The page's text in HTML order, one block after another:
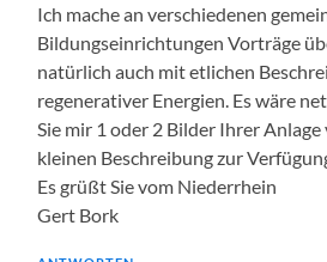
Ich mache an verschiedenen
Bildungseinrichtungen Vorträge
natürlich auch mit etlichen
regenerativer Energien. Es wäre
Sie mir 1 oder 2 Bilder Ihrer
kleinen Beschreibung zur
Es grüßt Sie vom Niederrhein
Gert Bork